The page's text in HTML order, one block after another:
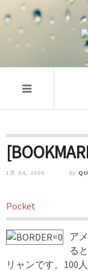
1月 04, 2006 by
Pocket
ア
る
リャンです。100